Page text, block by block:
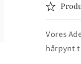
Vores
hårpynt